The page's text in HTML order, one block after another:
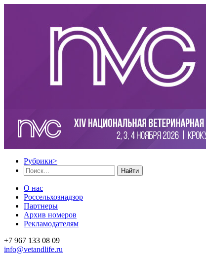
Рубрики>
Найти
О нас
Россельхознадзор
Партнеры
Архив номеров
Рекламодателям
+7 967 133 08 09
info@vetandlife.ru